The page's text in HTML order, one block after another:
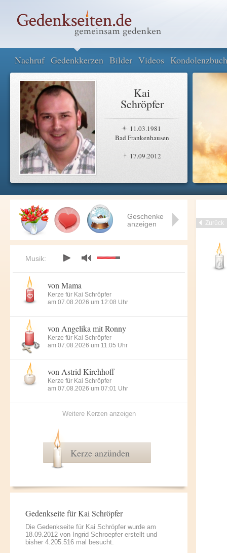
Nachruf Gedenkkerzen Bilder Videos Kondolenzbuch
Kai
Schröpfer
11.03.1981
Bad Frankenhausen
-
17.09.2012
Zurück
Geschenke
anzeigen
Musik:
von Mama
Kerze für Kai Schröpfer
am 07.08.2026 um 12:08 Uhr
von Angelika mit Ronny
Kerze für Kai Schröpfer
am 07.08.2026 um 11:05 Uhr
von Astrid Kirchhoff
Kerze für Kai Schröpfer
am 07.08.2026 um 07:01 Uhr
Weitere Kerzen anzeigen
Kerze anzünden
Gedenkseite für Kai Schröpfer
Die Gedenkseite für Kai Schröpfer wurde am
18.09.2012 von Ingrid Schroepfer erstellt und
bisher 4.205.516 mal besucht.